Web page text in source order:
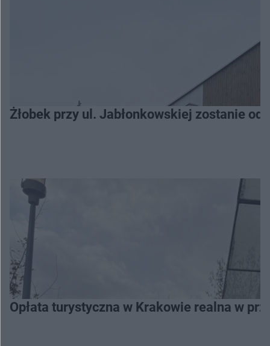
Żłobek przy ul. Jabłonkowskiej zostanie
Opłata turystyczna w Krakowie realna w